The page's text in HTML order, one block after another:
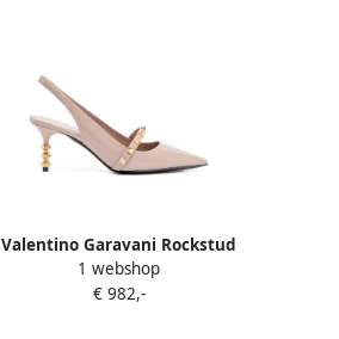
Valentino Garavani Rockstud
slingback pumps met lakleren
sculpturale hak Roze
1 webshop
€ 982,-